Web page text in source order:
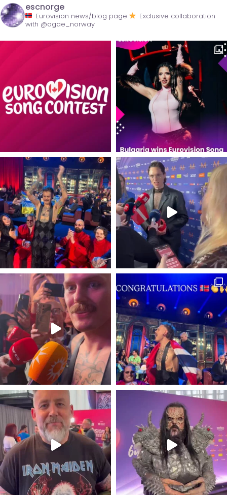
escnorge
Eurovision news/blog page
Exclusive collaboration
with @ogae_norway